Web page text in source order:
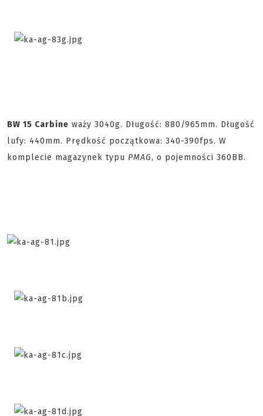
BW 15 Carbine waży 3040g. Długość: 880/965mm. Długość
lufy: 440mm. Prędkość początkowa: 340-390fps. W
komplecie magazynek typu PMAG, o pojemności 360BB.